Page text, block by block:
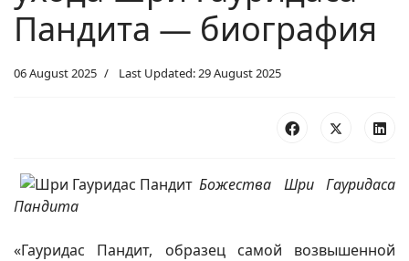
Пандита — биография
06 August 2025 Last Updated: 29 August 2025
Божества Шри Гауридаса
Пандита
«Гауридас Пандит, образец самой возвышенной